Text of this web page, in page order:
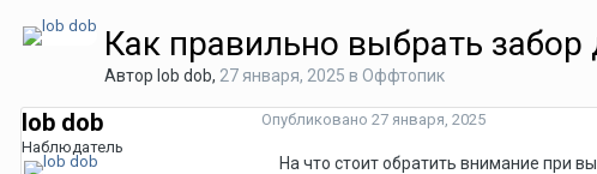
Как правильно выбрать забор
Автор lob dob, 27 января, 2025 в Оффтопик
lob dob
Наблюдатель
Опубликовано 27 января, 2025
На что стоит обратить внимание при